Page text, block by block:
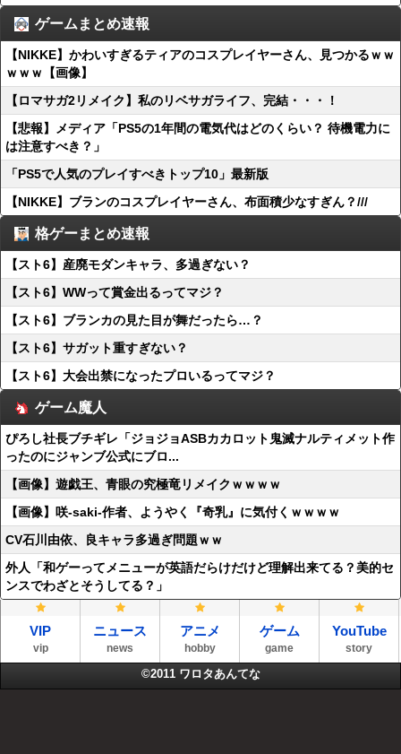
ゲームまとめ速報
【NIKKE】かわいすぎるティアのコスプレイヤーさん、見つかるｗｗ
ｗｗｗ【画像】
【ロマサガ2リメイク】私のリベサガライフ、完結・・・！
【悲報】メディア「PS5の1年間の電気代はどのくらい？ 待機電力に
は注意すべき？」
「PS5で人気のプレイすべきトップ10」最新版
【NIKKE】ブランのコスプレイヤーさん、布面積少なすぎん？///
格ゲーまとめ速報
【スト6】産廃モダンキャラ、多過ぎない？
【スト6】WWって賞金出るってマジ？
【スト6】ブランカの見た目が舞だったら…？
【スト6】サガット重すぎない？
【スト6】大会出禁になったプロいるってマジ？
ゲーム魔人
ぴろし社長ブチギレ「ジョジョASBカカロット鬼滅ナルティメット作
ったのにジャンブ公式にブロ...
【画像】遊戯王、青眼の究極竜リメイクｗｗｗｗ
【画像】咲-saki-作者、ようやく『奇乳』に気付くｗｗｗｗ
CV石川由依、良キャラ多過ぎ問題ｗｗ
外人「和ゲーってメニューが英語だらけだけど理解出来てる？美的セ
ンスでわざとそうしてる？」
VIP
vip
ニュース
news
アニメ
hobby
ゲーム
game
YouTube
story
©2011 ワロタあんてな